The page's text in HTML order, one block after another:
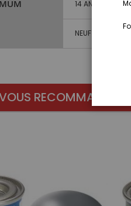
14 ANS ET PLUS
NEUF
RECOMMANDONS